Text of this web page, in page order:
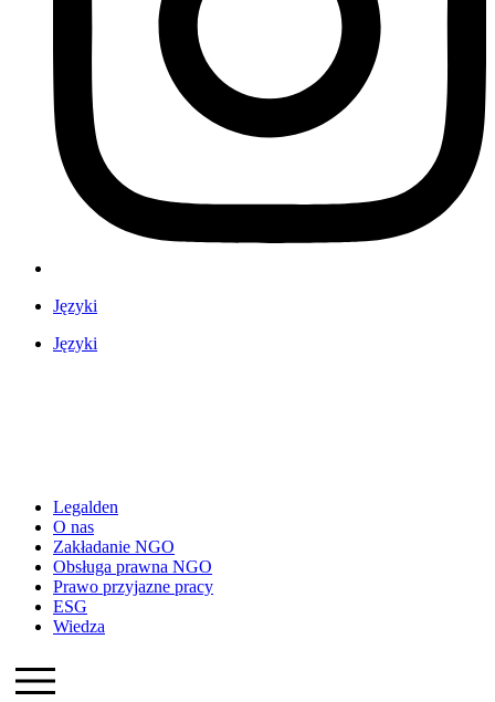
Języki
Języki
Legalden
O nas
Zakładanie NGO
Obsługa prawna NGO
Prawo przyjazne pracy
ESG
Wiedza